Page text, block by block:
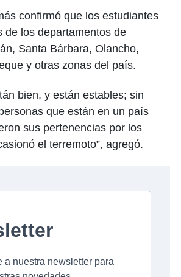
confirmó que los estudiantes
de los departamentos de
Santa Bárbara, Olancho,
y otras zonas del país.
bien, y están estables; sin
que están en un país
sus pertenencias por los
el terremoto”, agregó.